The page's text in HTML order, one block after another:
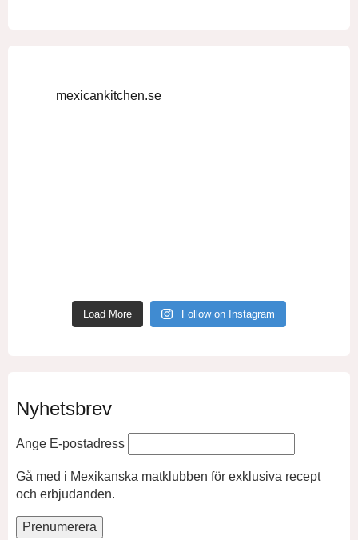
mexicankitchen.se
Load More Follow on Instagram
Nyhetsbrev
Ange E-postadress
Gå med i Mexikanska matklubben för exklusiva recept
och erbjudanden.